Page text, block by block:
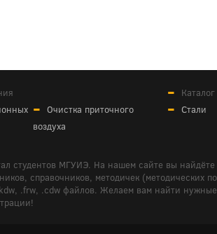
Очистка приточного
воздуха
Стали
студентов МГУИЭ. На нашем сайте вы
справочников, методичек (методических
.frw, .cdw файлов. Желаем вам найти